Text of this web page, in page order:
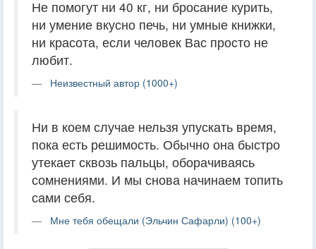
Не помогут ни 40 кг, ни бросание курить,
ни умение вкусно печь, ни умные книжки,
ни красота, если человек Вас просто не
любит.
Неизвестный автор (1000+)
Ни в коем случае нельзя упускать время,
пока есть решимость. Обычно она быстро
утекает сквозь пальцы, оборачиваясь
сомнениями. И мы снова начинаем топить
сами себя.
Мне тебя обещали (Эльчин Сафарли) (100+)